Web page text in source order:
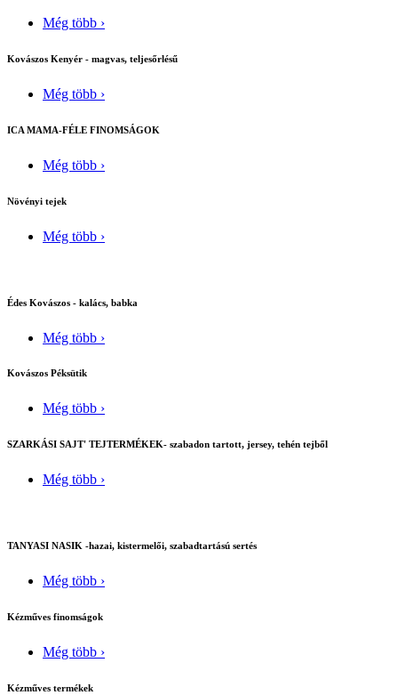
Még több ›
Kovászos Kenyér - magvas, teljesőrlésű
Még több ›
ICA MAMA-FÉLE FINOMSÁGOK
Még több ›
Növényi tejek
Még több ›
Édes Kovászos - kalács, babka
Még több ›
Kovászos Péksütik
Még több ›
SZARKÁSI SAJT' TEJTERMÉKEK- szabadon tartott, jersey, tehén tejből
Még több ›
TANYASI NASIK -hazai, kistermelői, szabadtartású sertés
Még több ›
Kézműves finomságok
Még több ›
Kézműves termékek